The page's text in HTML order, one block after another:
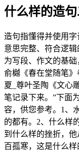
什么样的造
造句指懂得并使用字
意思完整、符合逻
为写段、作文的基
俞樾《春在堂随笔
夏_尊叶圣陶《文心
笔记录下来。”下面
容，供您参考。1、
的都有。2、什么样
到什么样的挫折，
百孤寒，这是什么